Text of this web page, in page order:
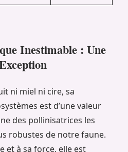
Inestimable : Une
ni miel ni cire, sa
est d’une valeur
des pollinisatrices les
robustes de notre faune.
et à sa force, elle est